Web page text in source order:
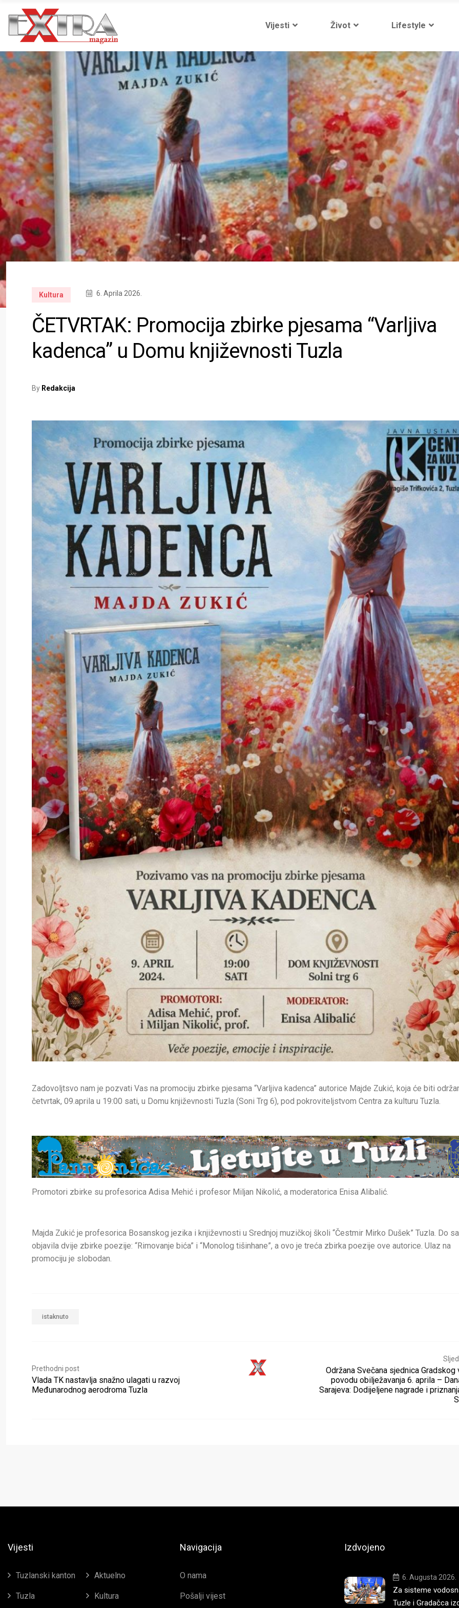
Vijesti Život Lifestyle
Kultura 6. Aprila 2026.
ČETVRTAK: Promocija zbirke pjesama “Varljiva
kadenca” u Domu književnosti Tuzla
By Redakcija
Zadovoljtsvo nam je pozvati Vas na promociju zbirke pjesama “Varljiva kadenca” autorice Majde Zukić, koja će biti
četvrtak, 09.aprila u 19:00 sati, u Domu književnosti Tuzla (Soni Trg 6), pod pokroviteljstvom Centra za kulturu Tuzla.
Promotori zbirke su profesorica Adisa Mehić i profesor Miljan Nikolić, a moderatorica Enisa Alibalić.
Majda Zukić je profesorica Bosanskog jezika i književnosti u Srednjoj muzičkoj školi “Čestmir Mirko Dušek” Tuzla. Do
objavila dvije zbirke poezije: “Rimovanje bića” i “Monolog tišinhane”, a ovo je treća zbirka poezije ove autorice. Ulaz na
promociju je slobodan.
istaknuto
Prethodni post
Vlada TK nastavlja snažno ulagati u razvoj
Međunarodnog aerodroma Tuzla
Održana Svečana sjednica Gradskog
povodu obilježavanja 6. aprila –
Sarajeva: Dodijeljene nagrade i
Vijesti
Tuzlanski kanton Aktuelno
Tuzla Kultura
Navigacija
O nama
Pošalji vijest
Izdvojeno
6. Augusta 2026.
Za sisteme
Tuzle i Gradačca